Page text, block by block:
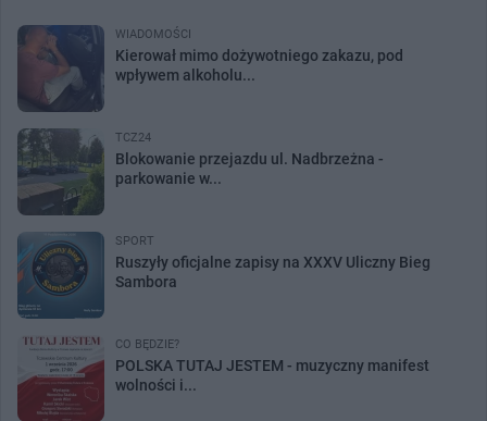
WIADOMOŚCI
Kierował mimo dożywotniego zakazu, pod
wpływem alkoholu...
TCZ24
Blokowanie przejazdu ul. Nadbrzeżna -
parkowanie w...
SPORT
Ruszyły oficjalne zapisy na XXXV Uliczny Bieg
Sambora
CO BĘDZIE?
POLSKA TUTAJ JESTEM - muzyczny manifest
wolności i...